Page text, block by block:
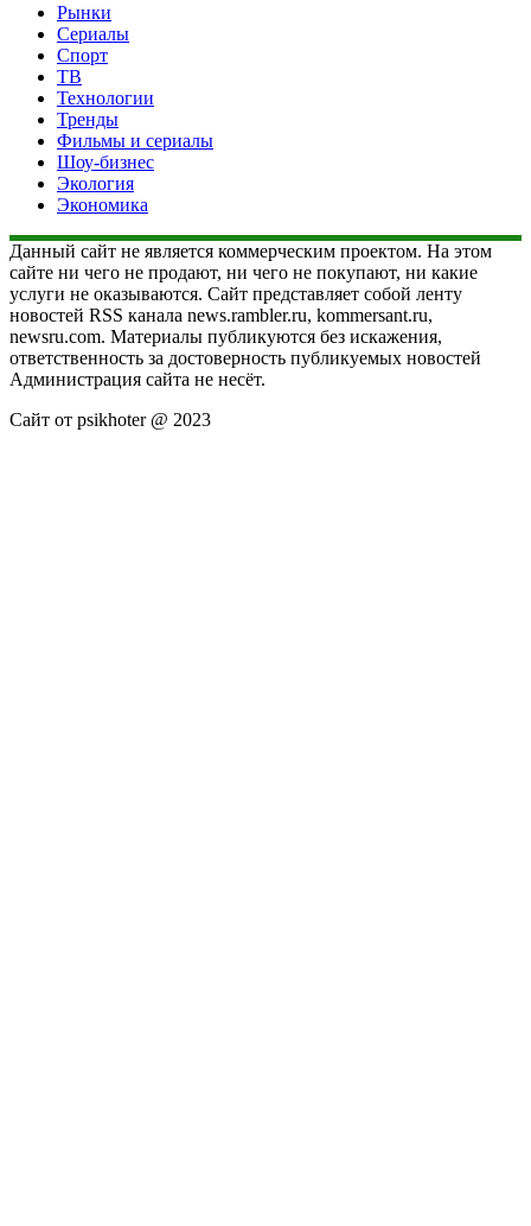
Рынки
Сериалы
Спорт
ТВ
Технологии
Тренды
Фильмы и сериалы
Шоу-бизнес
Экология
Экономика
Данный сайт не является коммерческим проектом. На этом
сайте ни чего не продают, ни чего не покупают, ни какие
услуги не оказываются. Сайт представляет собой ленту
новостей RSS канала news.rambler.ru, kommersant.ru,
newsru.com. Материалы публикуются без искажения,
ответственность за достоверность публикуемых новостей
Администрация сайта не несёт.
Сайт от psikhoter @ 2023